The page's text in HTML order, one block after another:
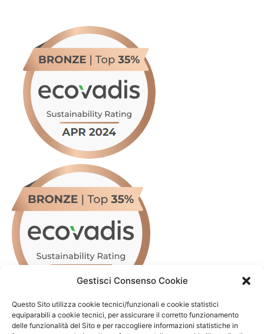
Gestisci Consenso Cookie
Questo Sito utilizza cookie tecnici/funzionali e cookie statistici
equiparabili a cookie tecnici, per assicurare il corretto funzionamento
delle funzionalità del Sito e per raccogliere informazioni statistiche in